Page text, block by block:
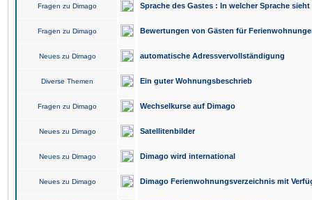
Fragen zu Dimago Sprache des Gastes : In welcher Sprache
Fragen zu Dimago Bewertungen von Gästen für
Neues zu Dimago automatische Adressvervollständigung
Diverse Themen Ein guter Wohnungsbeschrieb
Fragen zu Dimago Wechselkurse auf Dimago
Neues zu Dimago Satellitenbilder
Neues zu Dimago Dimago wird international
Neues zu Dimago Dimago Ferienwohnungsverzeichnis mit